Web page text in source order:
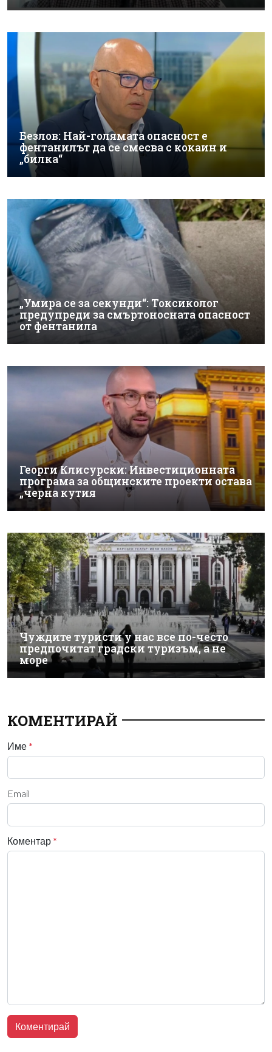
Безлов: Най-голямата опасност е
фентанилът да се смесва с кокаин и
„билка“
„Умира се за секунди“: Токсиколог
предупреди за смъртоносната опасност
от фентанила
Георги Клисурски: Инвестиционната
програма за общинските проекти остава
„черна кутия
Чуждите туристи у нас все по-често
предпочитат градски туризъм, а не
море
КОМЕНТИРАЙ
Име *
Email
Коментар *